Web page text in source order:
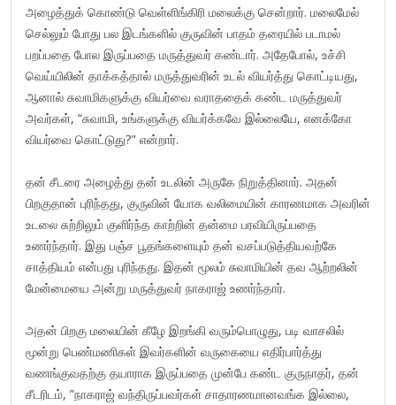
அழைத்துக் கொண்டு வெள்ளிங்கிரி மலைக்கு சென்றார். மலைமேல்
செல்லும் போது பல இடங்களில் குருவின் பாதம் தரையில் படாமல்
பறப்பதை போல இருப்பதை மருத்துவர் கண்டார். அதேபோல், உச்சி
வெய்யிலின் தாக்கத்தால் மருத்துவரின் உடல் வியர்த்து கொட்டியது,
ஆனால் சுவாமிகளுக்கு வியர்வை வராததைக் கண்ட மருத்துவர்
அவர்கள், “சுவாமி, உங்களுக்கு வியர்க்கவே இல்லையே, எனக்கோ
வியர்வை கொட்டுது?" என்றார்.
தன் சீடரை அழைத்து தன் உடலின் அருகே நிறுத்தினார். அதன்
பிறகுதான் புரிந்தது, குருவின் யோக வலிமையின் காரணமாக அவரின்
உடலை சுற்றிலும் குளிர்ந்த காற்றின் தன்மை பரவியிருப்பதை
உணர்ந்தார். இது பஞ்ச பூதங்களையும் தன் வசப்படுத்தியவற்கே
சாத்தியம் என்பது புரிந்தது. இதன் மூலம் சுவாமியின் தவ ஆற்றலின்
மேன்மையை அன்று மருத்துவர் நாகராஜ் உணர்ந்தார்.
அதன் பிறகு மலையின் கீழே இறங்கி வரும்பொழுது, படி வாசலில்
மூன்று பெண்மணிகள் இவர்களின் வருகையை எதிர்பார்த்து
வணங்குவதற்கு தயாராக இருப்பதை முன்பே கண்ட குருநாதர், தன்
சீடரிடம், ”நாகராஜ் வந்திருப்பவர்கள் சாதாரணமானவங்க இல்லை,